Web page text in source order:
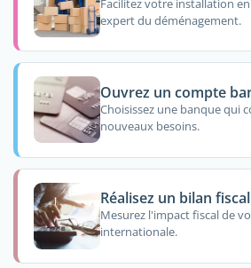
Facilitez votre installation
expert du déménagement.
Ouvrez un compte
Choisissez une banque qui
nouveaux besoins.
Réalisez un bilan fiscal
Mesurez l'impact fiscal de
internationale.